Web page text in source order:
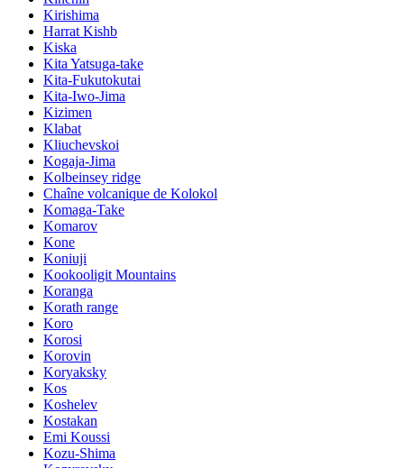
Kirishima
Harrat Kishb
Kiska
Kita Yatsuga-take
Kita-Fukutokutai
Kita-Iwo-Jima
Kizimen
Klabat
Kliuchevskoi
Kogaja-Jima
Kolbeinsey ridge
Chaîne volcanique de Kolokol
Komaga-Take
Komarov
Kone
Koniuji
Kookooligit Mountains
Koranga
Korath range
Koro
Korosi
Korovin
Koryaksky
Kos
Koshelev
Kostakan
Emi Koussi
Kozu-Shima